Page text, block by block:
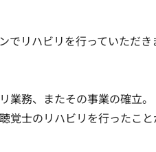
リハビリを行っていただき
業務、またその事業の確立。
覚士のリハビリを行ったこ